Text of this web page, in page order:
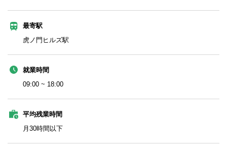
最寄駅
虎ノ門ヒルズ駅
就業時間
09:00 ~ 18:00
平均残業時間
月30時間以下